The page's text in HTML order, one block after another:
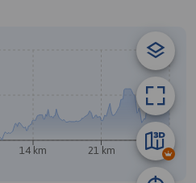
14 km 21 km 28 km